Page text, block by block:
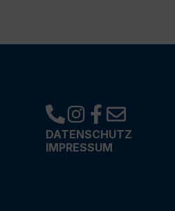
DATENSCHUTZ
IMPRESSUM